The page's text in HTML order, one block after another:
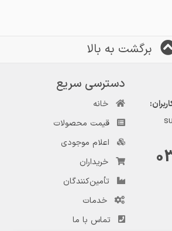
برگشت به بالا
دسترسی سریع
خانه
قیمت محصولات
اعلام موجودی
خریداران
تأمین‌کنندگان
خدمات
تماس با ما